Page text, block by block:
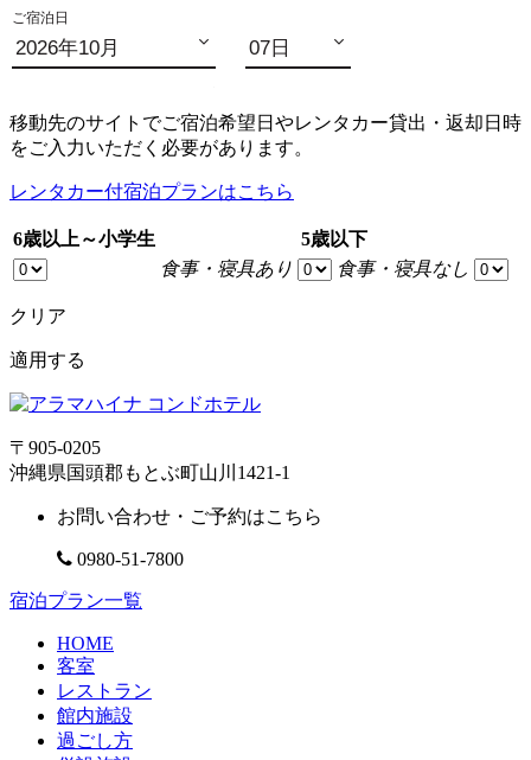
移動先のサイトでご宿泊希望日やレンタカー貸出・返却日時
をご入力いただく必要があります。
レンタカー付宿泊プランはこちら
6歳以上～小学生
5歳以下
食事・寝具あり
食事・寝具なし
クリア
適用する
〒905-0205
沖縄県国頭郡もとぶ町山川1421-1
お問い合わせ・ご予約はこちら
0980-51-7800
宿泊プラン一覧
HOME
客室
レストラン
館内施設
過ごし方